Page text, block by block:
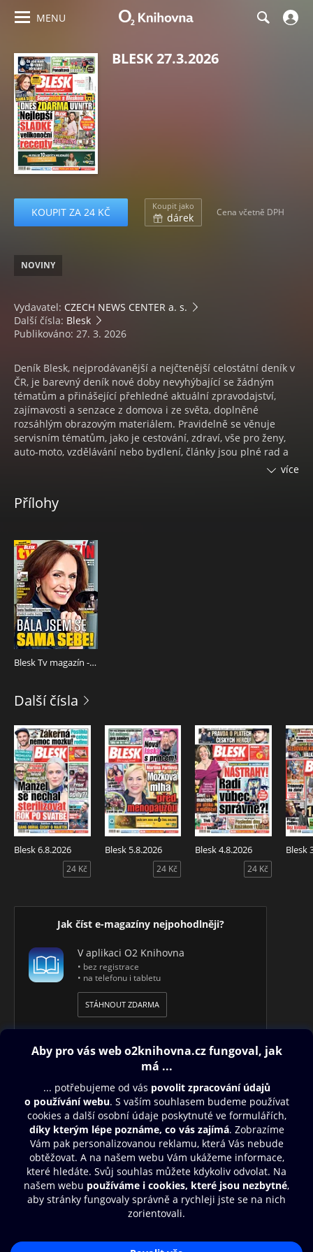
MENU
BLESK 27.3.2026
KOUPIT ZA 24 KČ Koupit jako
dárek Cena včetně DPH
NOVINY
Vydavatel: CZECH NEWS CENTER a. s.
Další čísla: Blesk
Publikováno: 27. 3. 2026
Deník Blesk, nejprodávanější a nejčtenější celostátní deník v
ČR, je barevný deník nové doby nevyhýbající se žádným
tématům a přinášející přehledné aktuální zpravodajství,
zajímavosti a senzace z domova i ze světa, doplněné
rozsáhlým obrazovým materiálem. Pravidelně se věnuje
servisním tématům, jako je cestování, zdraví, vše pro ženy,
auto-moto, vzdělávání nebo bydlení, články jsou plné rad a
doporučení. Sobotní příloha je souhrnem nejzajímavějších
regionálních mutacích Praha, Praha a střední Čechy, jižní
magazínový sourozenec Nedělní BLESK.
více
Přílohy
Blesk Tv magazín - 27.03.2026
Další čísla
Blesk 6.8.2026
24 Kč
Blesk 5.8.2026
24 Kč
Blesk 4.8.2026
24 Kč
Blesk
Jak číst e-magazíny nejpohodlněji?
V aplikaci O2 Knihovna
• bez registrace
• na telefonu i tabletu
STÁHNOUT ZDARMA
Obsah ke stažení
Moje O2 Knihovna
Další zábava
© O2 Czech Republic a.s.